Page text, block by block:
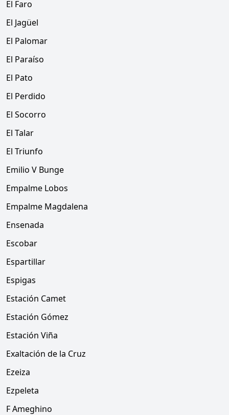
El Faro
El Jagüel
El Palomar
El Paraíso
El Pato
El Perdido
El Socorro
El Talar
El Triunfo
Emilio V Bunge
Empalme Lobos
Empalme Magdalena
Ensenada
Escobar
Espartillar
Espigas
Estación Camet
Estación Gómez
Estación Viña
Exaltación de la Cruz
Ezeiza
Ezpeleta
F Ameghino